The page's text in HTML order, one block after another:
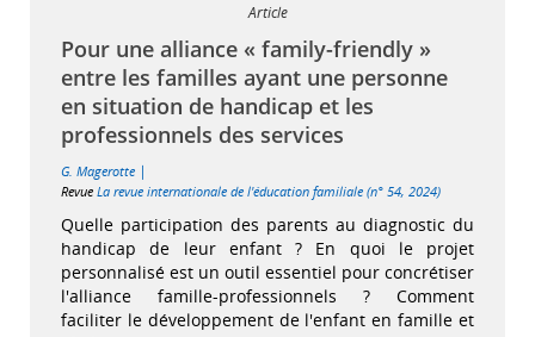
Article
Pour une alliance « family-friendly »
entre les familles ayant une personne
en situation de handicap et les
professionnels des services
G. Magerotte |
Revue La revue internationale de l'éducation familiale (n° 54, 2024)
Quelle participation des parents au diagnostic du
handicap de leur enfant ? En quoi le projet
personnalisé est un outil essentiel pour concrétiser
l'alliance famille-professionnels ? Comment
faciliter le développement de l'enfant en famille et